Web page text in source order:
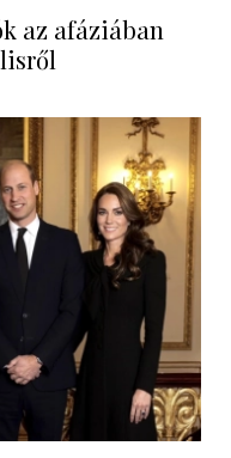
az afáziában